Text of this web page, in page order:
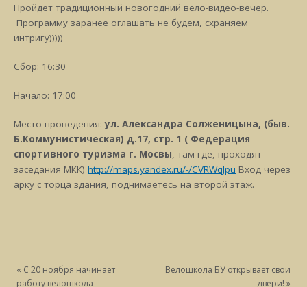
Пройдет традиционный новогодний вело-видео-вечер.
Программу заранее оглашать не будем, схраняем
интригу)))))
Сбор: 16:30
Начало: 17:00
Место проведения:ул. Александра Солженицына, (быв.
Б.Коммунистическая) д.17, стр. 1 ( Федерация
спортивного туризма г. Мосвы, там где, проходят
заседания МКК)http://maps.yandex.ru/-/CVRWqJpu Вход через
арку с торца здания, поднимаетесь на второй этаж.
« С 20 ноября начинает
работу велошкола
Велошкола БУ открывает свои
двери! »